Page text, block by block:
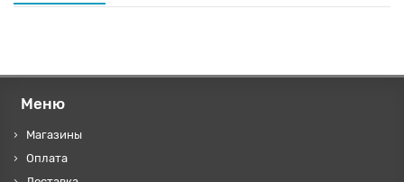
Меню
Магазины
Оплата